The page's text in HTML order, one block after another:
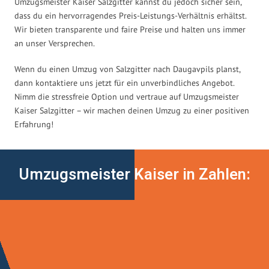
dass du ein hervorragendes Preis-Leistungs-Verhältnis erhältst.
Wir bieten transparente und faire Preise und halten uns immer
an unser Versprechen.
Wenn du einen Umzug von Salzgitter nach Daugavpils planst,
dann kontaktiere uns jetzt für ein unverbindliches Angebot.
Nimm die stressfreie Option und vertraue auf Umzugsmeister
Kaiser Salzgitter – wir machen deinen Umzug zu einer positiven
Erfahrung!
Umzugsmeister Kaiser in Zahlen: